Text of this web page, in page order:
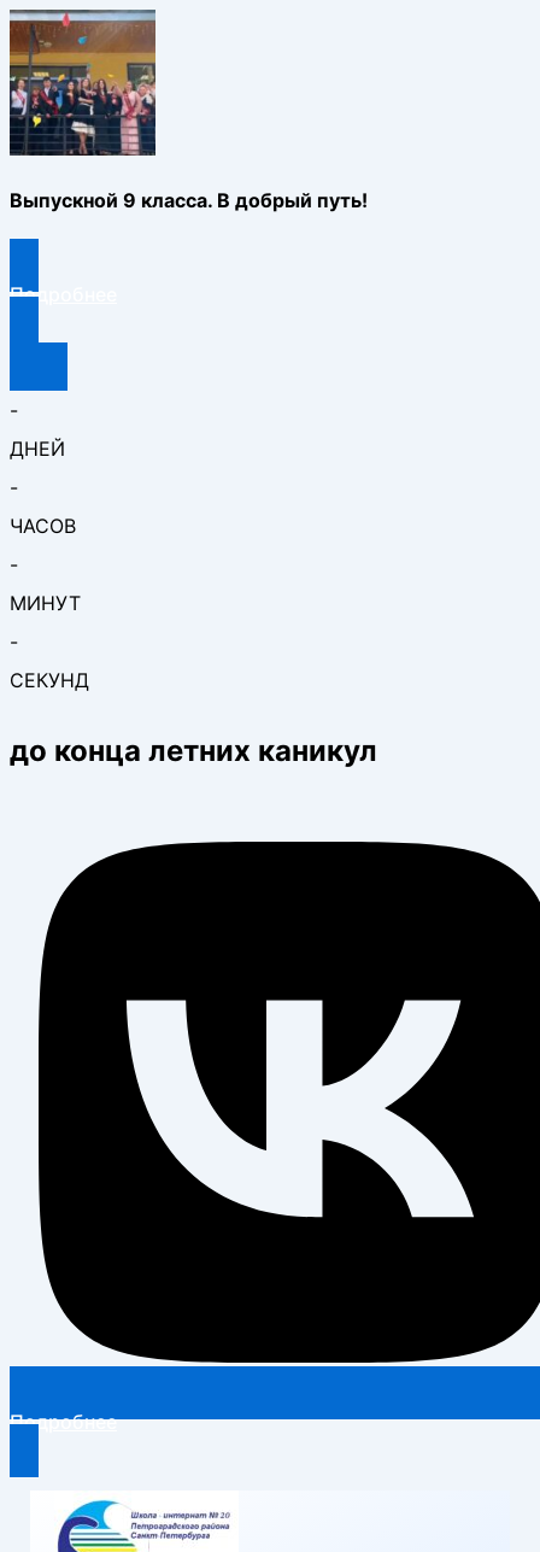
Выпускной 9 класса. В добрый путь!
Подробнее
-
ДНЕЙ
-
ЧАСОВ
-
МИНУТ
-
СЕКУНД
до конца летних каникул
Подробнее